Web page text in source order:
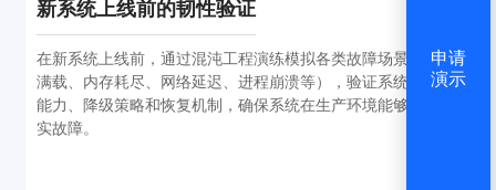
新系统上线前的韧性验证
在新系统上线前，通过混沌工程演练模拟各类故障场景（CPU
满载、内存耗尽、网络延迟、进程崩溃等），验证系统的容错
能力、降级策略和恢复机制，确保系统在生产环境能够应对真
实故障。
申请
演示